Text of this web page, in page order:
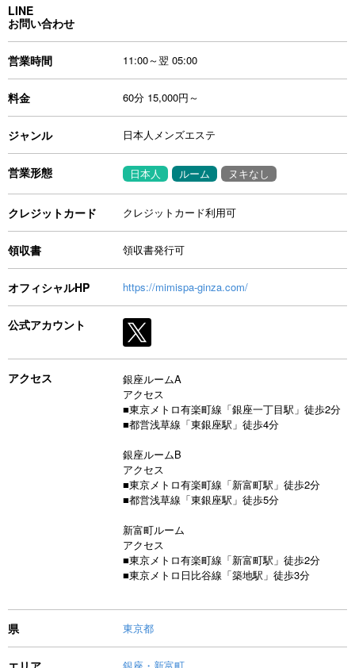
LINE
お問い合わせ
営業時間 11:00～翌 05:00
料金 60分 15,000円～
ジャンル 日本人メンズエステ
営業形態 日本人 ルーム ヌキなし
クレジットカード クレジットカード利用可
領収書 領収書発行可
オフィシャルHP https://mimispa-ginza.com/
公式アカウント
アクセス
銀座ルームA
アクセス
■東京メトロ有楽町線「銀座一丁目駅」徒歩2分
■都営浅草線「東銀座駅」徒歩4分
銀座ルームB
アクセス
■東京メトロ有楽町線「新富町駅」徒歩2分
■都営浅草線「東銀座駅」徒歩5分
新富町ルーム
アクセス
■東京メトロ有楽町線「新富町駅」徒歩2分
■東京メトロ日比谷線「築地駅」徒歩3分
県 東京都
銀座・新富町